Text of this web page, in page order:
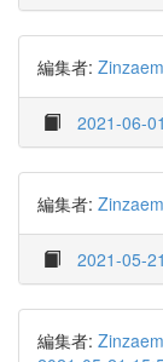
編集者:
2021-06-
編集者:
2021-05-
編集者: